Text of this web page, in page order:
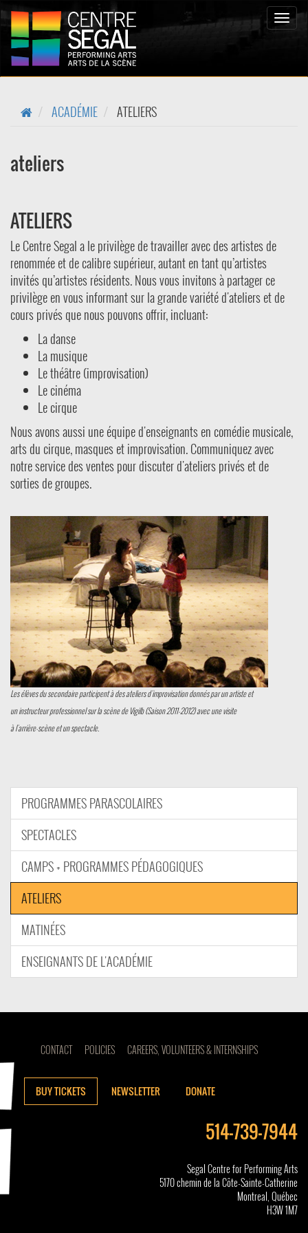
Toggle
ACADÉMIE ATELIERS
ateliers
ATELIERS
Le Centre Segal a le privilège de travailler avec des artistes de
renommée et de calibre supérieur, autant en tant qu’artistes
invités qu’artistes résidents. Nous vous invitons à partager ce
privilège en vous informant sur la grande variété d'ateliers et de
cours privés que nous pouvons offrir, incluant:
La danse
La musique
Le théâtre (improvisation)
Le cinéma
Le cirque
Nous avons aussi une équipe d'enseignants en comédie musicale,
arts du cirque, masques et improvisation. Communiquez avec
notre service des ventes pour discuter d'ateliers privés et de
sorties de groupes.
Les élèves du secondaire participent à des ateliers d'improvisation donnés par unartiste et
un instructeur professionnel sur la scène de Vigilb (Saison 2011-2012)avec une visite
à l'arrière-scène et un spectacle.
PROGRAMMES PARASCOLAIRES
SPECTACLES
CAMPS + PROGRAMMES PÉDAGOGIQUES
ATELIERS
MATINÉES
ENSEIGNANTS DE L'ACADÉMIE
CONTACT POLICIES CAREERS, VOLUNTEERS & INTERNSHIPS
BUY TICKETS NEWSLETTER DONATE
514-739-7944
Segal Centre for Performing Arts
5170 chemin de la Côte-Sainte-Catherine
Montreal, Québec
H3W 1M7